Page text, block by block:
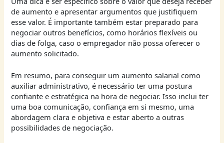
de aumento e apresentar argumentos que justifiquem
esse valor. É importante também estar preparado para
negociar outros benefícios, como horários flexíveis ou
dias de folga, caso o empregador não possa oferecer o
aumento solicitado.
Em resumo, para conseguir um aumento salarial como
auxiliar administrativo, é necessário ter uma postura
confiante e estratégica na hora de negociar. Isso inclui ter
uma boa comunicação, confiança em si mesmo, uma
abordagem clara e objetiva e estar aberto a outras
possibilidades de negociação.